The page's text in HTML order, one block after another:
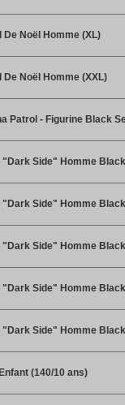
Noël Homme (XL)
Noël Homme (XXL)
Patrol - Figurine Black
"Dark Side" Homme
"Dark Side" Homme
"Dark Side" Homme
"Dark Side" Homme
Side" Homme
(140/10 ans)